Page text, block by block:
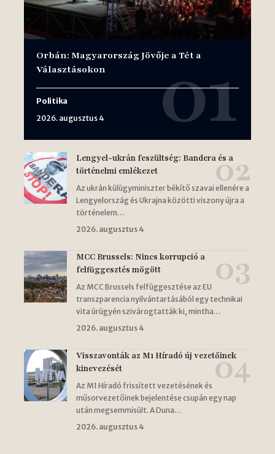
Orbán: Magyarország Jövője a Tét a
Választásokon
Politika
2026. augusztus 4
Lengyel-ukrán feszültség: Bandera és a
történelmi emlékezet
Az ukrán külügyminiszter békítő szavai ellenére a
Lengyelország és Ukrajna közötti viszony újra a
történelem…
2026. augusztus 4
MCC Brussels: Nincs korrupció a
felfüggesztés mögött
Az MCC Brussels felfüggesztése az EU
transzparencia nyilvántartásából egy technikai
vita ürügyén szivárogtatták ki, mintha…
2026. augusztus 4
Visszavonták az M1 Híradó új vezetőinek
kinevezését
Az M1 Híradó frissített vezetésének és
műsorvezetőinek bejelentése csupán egy nap
után megsemmisült. A Duna…
2026. augusztus 4